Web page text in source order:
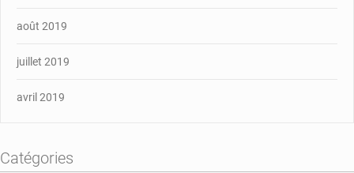
août 2019
juillet 2019
avril 2019
Catégories